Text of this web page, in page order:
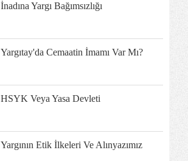
İnadına Yargı Bağımsızlığı
Yargıtay'da Cemaatin İmamı Var Mı?
HSYK Veya Yasa Devleti
Yargının Etik İlkeleri Ve Alınyazımız